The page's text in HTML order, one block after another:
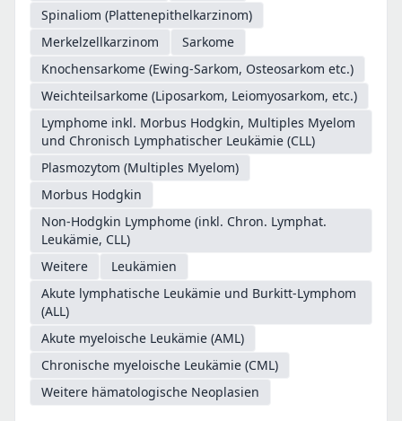
Spinaliom (Plattenepithelkarzinom)
Merkelzellkarzinom
Sarkome
Knochensarkome (Ewing-Sarkom, Osteosarkom etc.)
Weichteilsarkome (Liposarkom, Leiomyosarkom, etc.)
Lymphome inkl. Morbus Hodgkin, Multiples Myelom
und Chronisch Lymphatischer Leukämie (CLL)
Plasmozytom (Multiples Myelom)
Morbus Hodgkin
Non-Hodgkin Lymphome (inkl. Chron. Lymphat.
Leukämie, CLL)
Weitere
Leukämien
Akute lymphatische Leukämie und Burkitt-Lymphom
(ALL)
Akute myeloische Leukämie (AML)
Chronische myeloische Leukämie (CML)
Weitere hämatologische Neoplasien